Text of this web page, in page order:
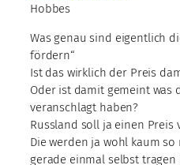
Hobbes
Was genau sind eigentlich
fördern“
Ist das wirklich der Preis
Oder ist damit gemeint was
veranschlagt haben?
Russland soll ja einen Preis
Die werden ja wohl kaum
gerade einmal selbst tragen